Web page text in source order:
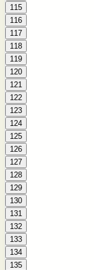
115
116
117
118
119
120
121
122
123
124
125
126
127
128
129
130
131
132
133
134
135